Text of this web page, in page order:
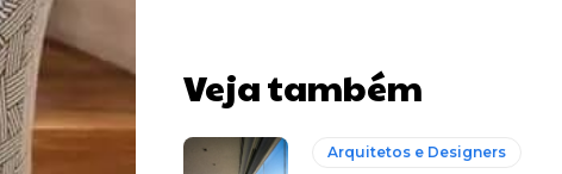
Veja também
Arquitetos e Designers